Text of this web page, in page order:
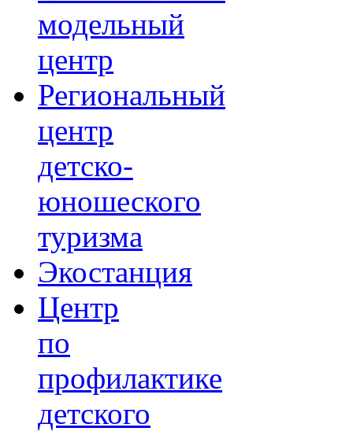
модельный
центр
Региональный
центр
детско-
юношеского
туризма
Экостанция
Центр
по
профилактике
детского